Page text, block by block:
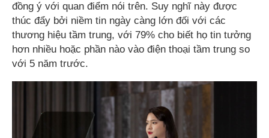
đồng ý với quan điểm nói trên. Suy nghĩ này được
thúc đẩy bởi niềm tin ngày càng lớn đối với các
thương hiệu tầm trung, với 79% cho biết họ tin tưởng
hơn nhiều hoặc phần nào vào điện thoại tầm trung so
với 5 năm trước.